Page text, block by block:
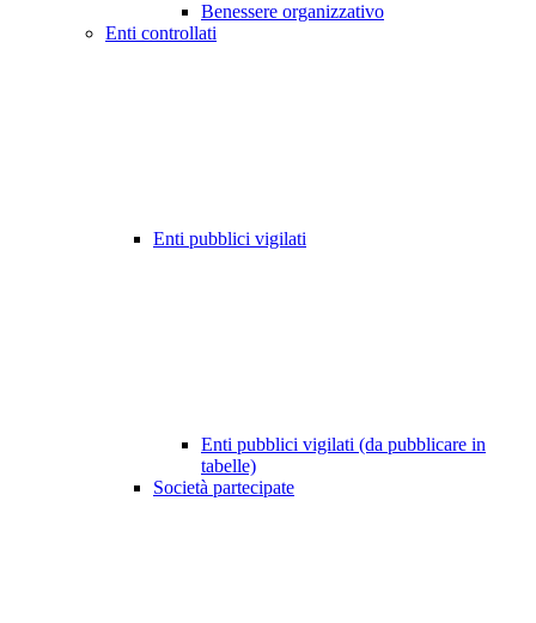
Benessere organizzativo
Enti controllati
Enti pubblici vigilati
Enti pubblici vigilati (da pubblicare in
tabelle)
Società partecipate